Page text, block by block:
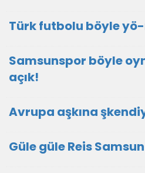
Türk futbolu böyle
Samsunspor böyle
açık!
Avrupa aşkına
Güle güle Reis